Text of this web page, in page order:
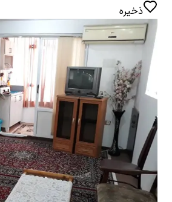
ذخیره